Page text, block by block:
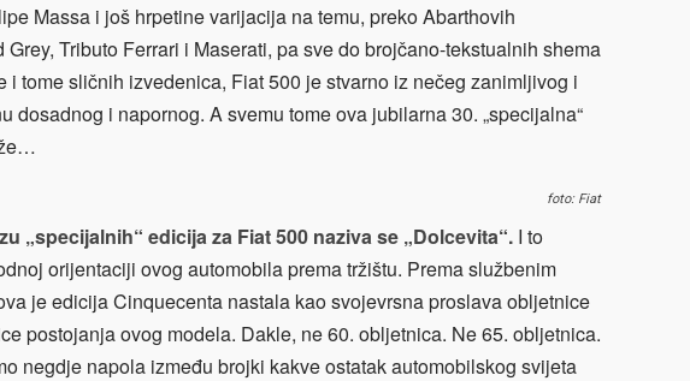
Massa i još hrpetine varijacija na temu, preko Abarthovih
Tributo Ferrari i Maserati, pa sve do brojčano-tekstualnih shema
i tome sličnih izvedenica, Fiat 500 je stvarno iz nečeg zanimljivog i
dosadnog i napornog. A svemu tome ova jubilarna 30. „specijalna“
foto: Fiat
„specijalnih“ edicija za Fiat 500 naziva se „Dolcevita“. I to
orijentaciji ovog automobila prema tržištu. Prema službenim
je edicija Cinquecenta nastala kao svojevrsna proslava obljetnice
postojanja ovog modela. Dakle, ne 60. obljetnica. Ne 65. obljetnica.
negdje napola između brojki kakve ostatak automobilskog svijeta